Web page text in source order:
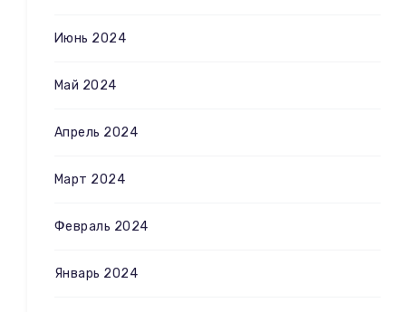
Июнь 2024
Май 2024
Апрель 2024
Март 2024
Февраль 2024
Январь 2024